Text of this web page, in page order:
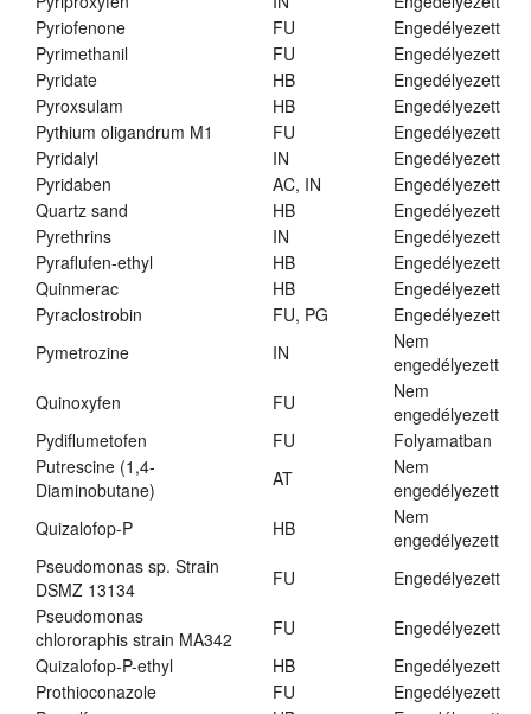
Pyriofenone
FU
Engedélyezett
Pyrimethanil
FU
Engedélyezett
Pyridate
HB
Engedélyezett
Pyroxsulam
HB
Engedélyezett
Pythium oligandrum M1
FU
Engedélyezett
Pyridalyl
IN
Engedélyezett
Pyridaben
AC, IN
Engedélyezett
Quartz sand
HB
Engedélyezett
Pyrethrins
IN
Engedélyezett
Pyraflufen-ethyl
HB
Engedélyezett
Quinmerac
HB
Engedélyezett
Pyraclostrobin
FU, PG
Engedélyezett
Pymetrozine
IN
Nem
engedélyezett
Quinoxyfen
FU
Nem
engedélyezett
Pydiflumetofen
FU
Folyamatban
Putrescine (1,4-
Diaminobutane)
AT
Nem
engedélyezett
Quizalofop-P
HB
Nem
engedélyezett
Pseudomonas sp. Strain
DSMZ 13134
FU
Engedélyezett
Pseudomonas
chlororaphis strain MA342
FU
Engedélyezett
Quizalofop-P-ethyl
HB
Engedélyezett
Prothioconazole
FU
Engedélyezett